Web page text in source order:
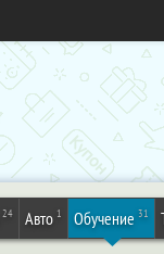
24 Авто 1 Обучение 31